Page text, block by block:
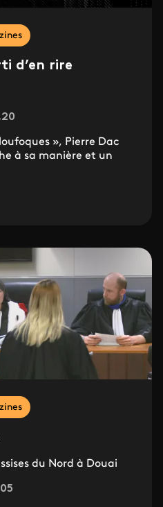
d’en rire
», Pierre Dac
à sa manière et un
du Nord à Douai